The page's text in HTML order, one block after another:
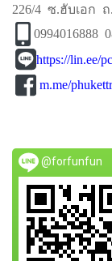
226/4 ซ.ฮับเอก
0994016888
https://lin.ee/
m.me/
@forfunfun